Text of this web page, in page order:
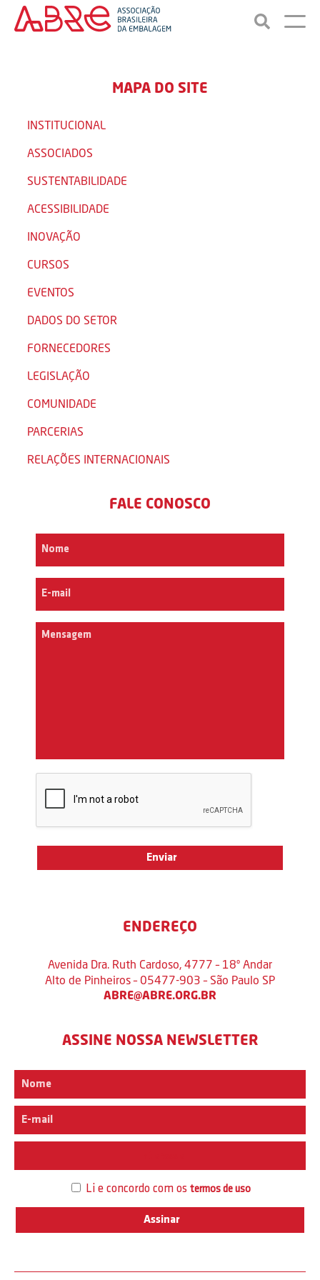
MAPA DO SITE
INSTITUCIONAL
ASSOCIADOS
SUSTENTABILIDADE
ACESSIBILIDADE
INOVAÇÃO
CURSOS
EVENTOS
DADOS DO SETOR
FORNECEDORES
LEGISLAÇÃO
COMUNIDADE
PARCERIAS
RELAÇÕES INTERNACIONAIS
FALE CONOSCO
ENDEREÇO
Avenida Dra. Ruth Cardoso, 4777 – 18º Andar
Alto de Pinheiros – 05477-903 – São Paulo SP
ABRE@ABRE.ORG.BR
ASSINE NOSSA NEWSLETTER
Li e concordo com os termos de uso